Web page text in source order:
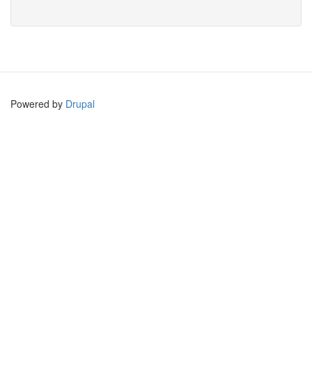
Powered by Drupal